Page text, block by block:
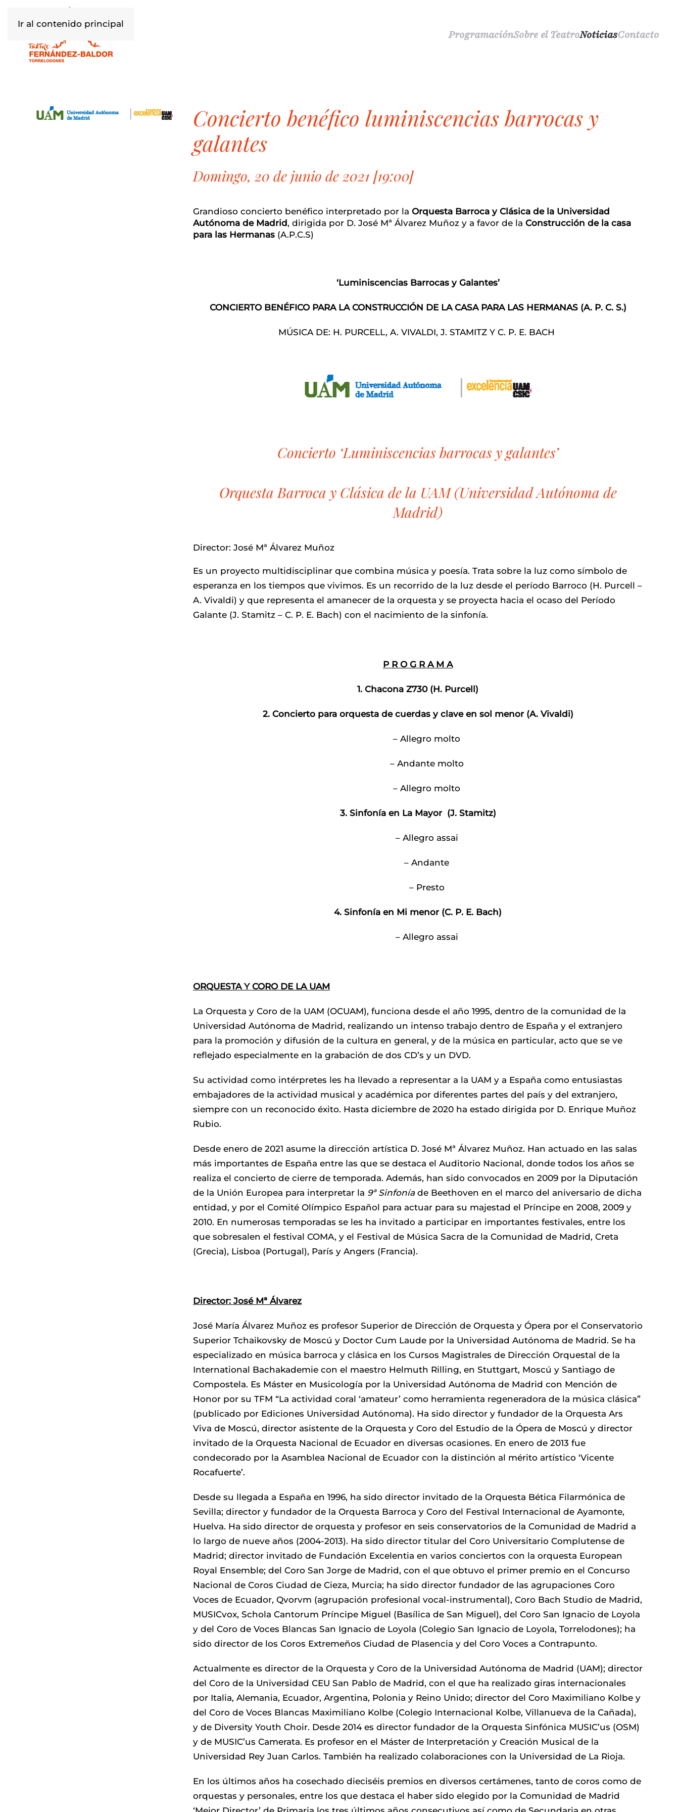
Ir al contenido principal
ProgramaciónSobre el TeatroNoticiasContacto
concierto benéfico luminiscencias barrocas y
galantes
Domingo, 20 de junio de 2021 [19:00]
Grandioso concierto benéfico interpretado por la Orquesta Barroca y Clásica de la Universidad
Autónoma de Madrid , dirigida por D. José Mª Álvarez Muñoz y a favor de la Construcción de la casa
para las Hermanas (A.P.C.S)
‘Luminiscencias Barrocas y Galantes’
CONCIERTO BENÉFICO PARA LA CONSTRUCCIÓN DE LA CASA PARA LAS HERMANAS (A. P. C. S.)
MÚSICA DE: H. PURCELL, A. VIVALDI, J. STAMITZ Y C. P. E. BACH
Concierto ‘Luminiscencias barrocas y galantes’
Orquesta Barroca y Clásica de la UAM (Universidad Autónoma de
Madrid)
Director: José Mª Álvarez Muñoz
Es un proyecto multidisciplinar que combina música y poesía. Trata sobre la luz como símbolo de
esperanza en los tiempos que vivimos. Es un recorrido de la luz desde el período Barroco (H. Purcell –
A. Vivaldi) y que representa el amanecer de la orquesta y se proyecta hacia el ocaso del Período
Galante (J. Stamitz – C. P. E. Bach) con el nacimiento de la sinfonía.
P R O G R A M A
1. Chacona Z730 (H. Purcell)
2. Concierto para orquesta de cuerdas y clave en sol menor (A. Vivaldi)
– Allegro molto
– Andante molto
– Allegro molto
3. Sinfonía en La Mayor (J. Stamitz)
– Allegro assai
– Andante
– Presto
4. Sinfonía en Mi menor (C. P. E. Bach)
– Allegro assai
ORQUESTA Y CORO DE LA UAM
La Orquesta y Coro de la UAM (OCUAM), funciona desde el año 1995, dentro de la comunidad de la
Universidad Autónoma de Madrid, realizando un intenso trabajo dentro de España y el extranjero
para la promoción y difusión de la cultura en general, y de la música en particular, acto que se ve
reflejado especialmente en la grabación de dos CD’s y un DVD.
Su actividad como intérpretes les ha llevado a representar a la UAM y a España como entusiastas
embajadores de la actividad musical y académica por diferentes partes del país y del extranjero,
siempre con un reconocido éxito. Hasta diciembre de 2020 ha estado dirigida por D. Enrique Muñoz
Rubio.
Desde enero de 2021 asume la dirección artística D. José Mª Álvarez Muñoz. Han actuado en las salas
más importantes de España entre las que se destaca el Auditorio Nacional, donde todos los años se
realiza el concierto de cierre de temporada. Además, han sido convocados en 2009 por la Diputación
de la Unión Europea para interpretar la 9ª Sinfonía de Beethoven en el marco del aniversario de dicha
entidad, y por el Comité Olímpico Español para actuar para su majestad el Príncipe en 2008, 2009 y
2010. En numerosas temporadas se les ha invitado a participar en importantes festivales, entre los
que sobresalen el festival COMA, y el Festival de Música Sacra de la Comunidad de Madrid, Creta
(Grecia), Lisboa (Portugal), París y Angers (Francia).
Director: José Mª Álvarez
José María Álvarez Muñoz es profesor Superior de Dirección de Orquesta y Ópera por el Conservatorio
Superior Tchaikovsky de Moscú y Doctor Cum Laude por la Universidad Autónoma de Madrid. Se ha
especializado en música barroca y clásica en los Cursos Magistrales de Dirección Orquestal de la
International Bachakademie con el maestro Helmuth Rilling, en Stuttgart, Moscú y Santiago de
Compostela. Es Máster en Musicología por la Universidad Autónoma de Madrid con Mención de
Honor por su TFM “La actividad coral ‘amateur’ como herramienta regeneradora de la música clásica”
(publicado por Ediciones Universidad Autónoma). Ha sido director y fundador de la Orquesta Ars
Viva de Moscú, director asistente de la Orquesta y Coro del Estudio de la Ópera de Moscú y director
invitado de la Orquesta Nacional de Ecuador en diversas ocasiones. En enero de 2013 fue
condecorado por la Asamblea Nacional de Ecuador con la distinción al mérito artístico ‘Vicente
Rocafuerte’.
Desde su llegada a España en 1996, ha sido director invitado de la Orquesta Bética Filarmónica de
Sevilla; director y fundador de la Orquesta Barroca y Coro del Festival Internacional de Ayamonte,
Huelva. Ha sido director de orquesta y profesor en seis conservatorios de la Comunidad de Madrid a
lo largo de nueve años (2004-2013). Ha sido director titular del Coro Universitario Complutense de
Madrid; director invitado de Fundación Excelentia en varios conciertos con la orquesta European
Royal Ensemble; del Coro San Jorge de Madrid, con el que obtuvo el primer premio en el Concurso
Nacional de Coros Ciudad de Cieza, Murcia; ha sido director fundador de las agrupaciones Coro
Voces de Ecuador, Qvorvm (agrupación profesional vocal-instrumental), Coro Bach Studio de Madrid,
MUSICvox, Schola Cantorum Príncipe Miguel (Basílica de San Miguel), del Coro San Ignacio de Loyola
y del Coro de Voces Blancas San Ignacio de Loyola (Colegio San Ignacio de Loyola, Torrelodones); ha
sido director de los Coros Extremeños Ciudad de Plasencia y del Coro Voces a Contrapunto.
Actualmente es director de la Orquesta y Coro de la Universidad Autónoma de Madrid (UAM); director
del Coro de la Universidad CEU San Pablo de Madrid, con el que ha realizado giras internacionales
por Italia, Alemania, Ecuador, Argentina, Polonia y Reino Unido; director del Coro Maximiliano Kolbe y
del Coro de Voces Blancas Maximiliano Kolbe (Colegio Internacional Kolbe, Villanueva de la Cañada),
y de Diversity Youth Choir. Desde 2014 es director fundador de la Orquesta Sinfónica MUSIC’us (OSM)
y de MUSIC’us Camerata. Es profesor en el Máster de Interpretación y Creación Musical de la
Universidad Rey Juan Carlos. También ha realizado colaboraciones con la Universidad de La Rioja.
En los últimos años ha cosechado dieciséis premios en diversos certámenes, tanto de coros como de
orquestas y personales, entre los que destaca el haber sido elegido por la Comunidad de Madrid